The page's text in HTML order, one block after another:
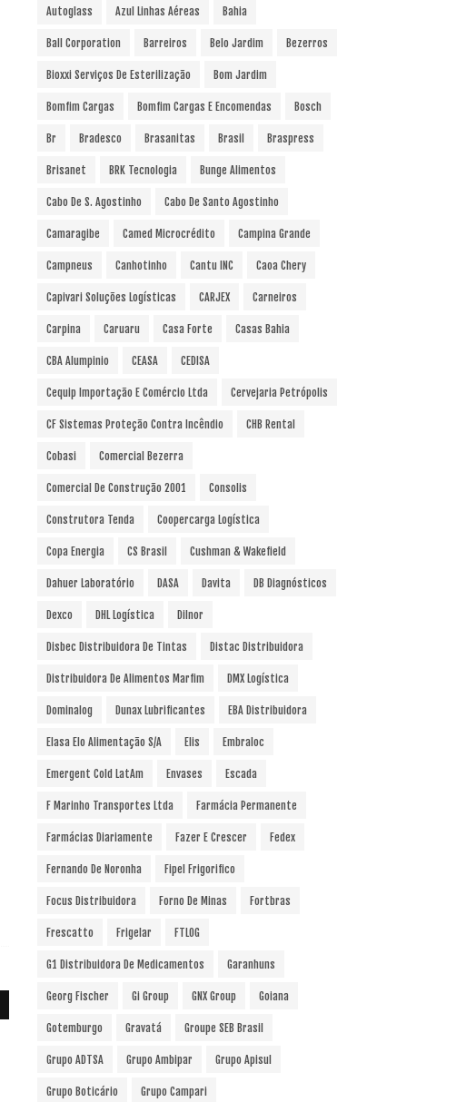
Autoglass Azul Linhas Aéreas Bahia
Ball Corporation Barreiros Belo Jardim Bezerros
Bioxxi Serviços De Esterilização Bom Jardim
Bomfim Cargas Bomfim Cargas E Encomendas Bosch
Br Bradesco Brasanitas Brasil Braspress
Brisanet BRK Tecnologia Bunge Alimentos
Cabo De S. Agostinho Cabo De Santo Agostinho
Camaragibe Camed Microcrédito Campina Grande
Campneus Canhotinho Cantu INC Caoa Chery
Capivari Soluções Logísticas CARJEX Carneiros
Carpina Caruaru Casa Forte Casas Bahia
CBA Alumpinio CEASA CEDISA
Cequip Importação E Comércio Ltda Cervejaria Petrópolis
CF Sistemas Proteção Contra Incêndio CHB Rental
Cobasi Comercial Bezerra
Comercial De Construção 2001 Consolis
Construtora Tenda Coopercarga Logística
Copa Energia CS Brasil Cushman & Wakefield
Dahuer Laboratório DASA Davita DB Diagnósticos
Dexco DHL Logística Dilnor
Disbec Distribuidora De Tintas Distac Distribuidora
Distribuidora De Alimentos Marfim DMX Logística
Dominalog Dunax Lubrificantes EBA Distribuidora
Elasa Elo Alimentação S/A Elis Embraloc
Emergent Cold LatAm Envases Escada
F Marinho Transportes Ltda Farmácia Permanente
Farmácias Diariamente Fazer E Crescer Fedex
Fernando De Noronha Fipel Frigorifico
Focus Distribuidora Forno De Minas Fortbras
Frescatto Frigelar FTLOG
G1 Distribuidora De Medicamentos Garanhuns
Georg Fischer Gi Group GNX Group Goiana
Gotemburgo Gravatá Groupe SEB Brasil
Grupo ADTSA Grupo Ambipar Grupo Apisul
Grupo Boticário Grupo Campari